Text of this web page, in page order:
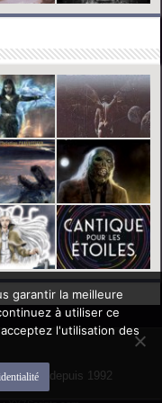
depuis 1992
garantir la meilleure
à utiliser ce
l'utilisation des